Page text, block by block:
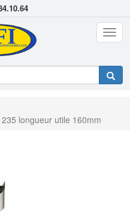
longueur utile 160mm